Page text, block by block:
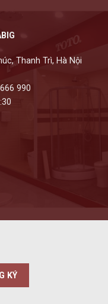
Thanh Trì, Hà Nội
990